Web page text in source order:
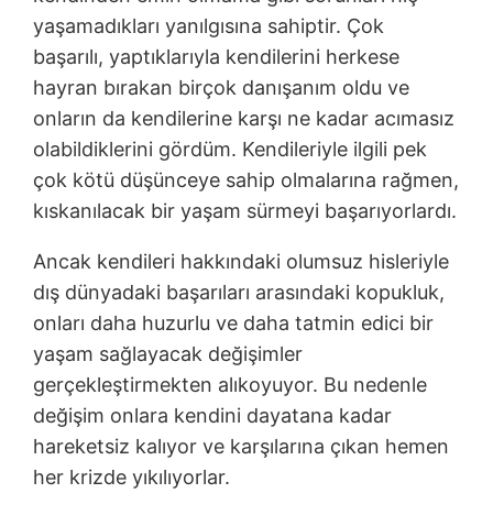
yaşamadıkları yanılgısına sahiptir. Çok
başarılı, yaptıklarıyla kendilerini herkese
hayran bırakan birçok danışanım oldu ve
onların da kendilerine karşı ne kadar acımasız
olabildiklerini gördüm. Kendileriyle ilgili pek
çok kötü düşünceye sahip olmalarına rağmen,
kıskanılacak bir yaşam sürmeyi başarıyorlardı.
Ancak kendileri hakkındaki olumsuz hisleriyle
dış dünyadaki başarıları arasındaki kopukluk,
onları daha huzurlu ve daha tatmin edici bir
yaşam sağlayacak değişimler
gerçekleştirmekten alıkoyuyor. Bu nedenle
değişim onlara kendini dayatana kadar
hareketsiz kalıyor ve karşılarına çıkan hemen
her krizde yıkılıyorlar.